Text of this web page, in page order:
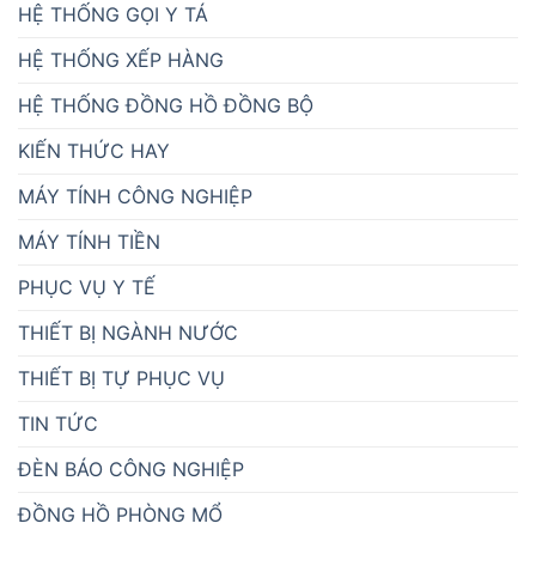
HỆ THỐNG GỌI Y TÁ
HỆ THỐNG XẾP HÀNG
HỆ THỐNG ĐỒNG HỒ ĐỒNG BỘ
KIẾN THỨC HAY
MÁY TÍNH CÔNG NGHIỆP
MÁY TÍNH TIỀN
PHỤC VỤ Y TẾ
THIẾT BỊ NGÀNH NƯỚC
THIẾT BỊ TỰ PHỤC VỤ
TIN TỨC
ĐÈN BÁO CÔNG NGHIỆP
ĐỒNG HỒ PHÒNG MỔ